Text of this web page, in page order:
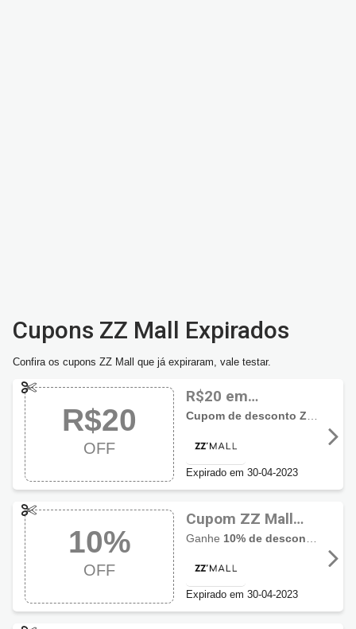
Cupons ZZ Mall Expirados
Confira os cupons ZZ Mall que já expiraram, vale testar.
R$20
OFF
R$20 em
Mocassins usando
Expirado em 30-04-2023
10%
OFF
Cupom ZZ Mall
10% OFF em
Ganhe 10% de desconto
Expirado em 30-04-2023